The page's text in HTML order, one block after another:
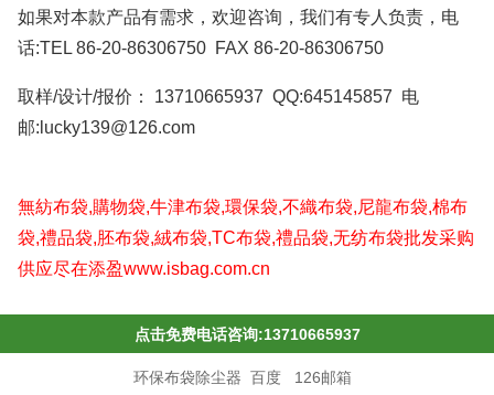
如果对本款产品有需求，欢迎咨询，我们有专人负责，电
话:TEL 86-20-86306750 FAX 86-20-86306750
取样/设计/报价： 13710665937 QQ:645145857 电
邮:lucky139@126.com
無紡布袋,購物袋,牛津布袋,環保袋,不織布袋,尼龍布袋,棉布
袋,禮品袋,胚布袋,絨布袋,TC布袋,禮品袋,无纺布袋批发采购
供应尽在添盈www.isbag.com.cn
点击免费电话咨询:13710665937
环保布袋除尘器 百度 126邮箱